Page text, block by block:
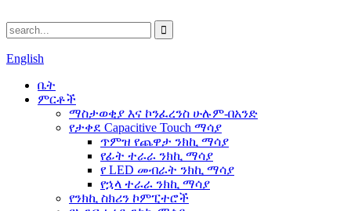
English
ቤት
ምርቶች
ማስታወቂያ እና ኮንፈረንስ ሁሉም-በአንድ
የታቀደ Capacitive Touch ማሳያ
ጥምዝ የጨዋታ ንክኪ ማሳያ
የፊት ተራራ ንክኪ ማሳያ
የ LED መብራት ንክኪ ማሳያ
የኋላ ተራራ ንክኪ ማሳያ
የንክኪ ስክሪን ኮምፒተሮች